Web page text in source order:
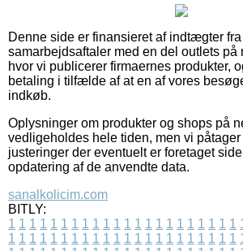
Denne side er finansieret af indtægter
samarbejdsaftaler med en del outlets på
hvor vi publicerer firmaernes produkter,
betaling i tilfælde af at en af vores
indkøb.
Oplysninger om produkter og shops på
vedligeholdes hele tiden, men vi
justeringer der eventuelt er foretaget
opdatering af de anvendte data.
sanalkolicim.com
BITLY:
1 1 1 1 1 1 1 1 1 1 1 1 1 1 1 1 1 1 1 1 1 1
1 1 1 1 1 1 1 1 1 1 1 1 1 1 1 1 1 1 1 1 1 1